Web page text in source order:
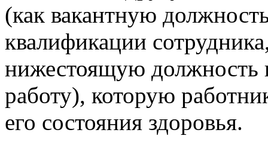
(как вакантную
квалификации
нижестоящую должность
работу), которую
его состояния здоровья.